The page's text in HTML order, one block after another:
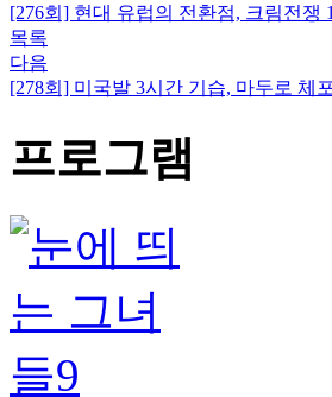
[276회] 현대 유럽의 전환점, 크림전쟁
목록
다음
[278회] 미국발 3시간 기습, 마두로 체
프로그램